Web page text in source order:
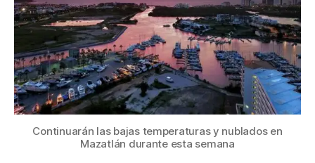
Continuarán las bajas temperaturas y nublados en
Mazatlán durante esta semana